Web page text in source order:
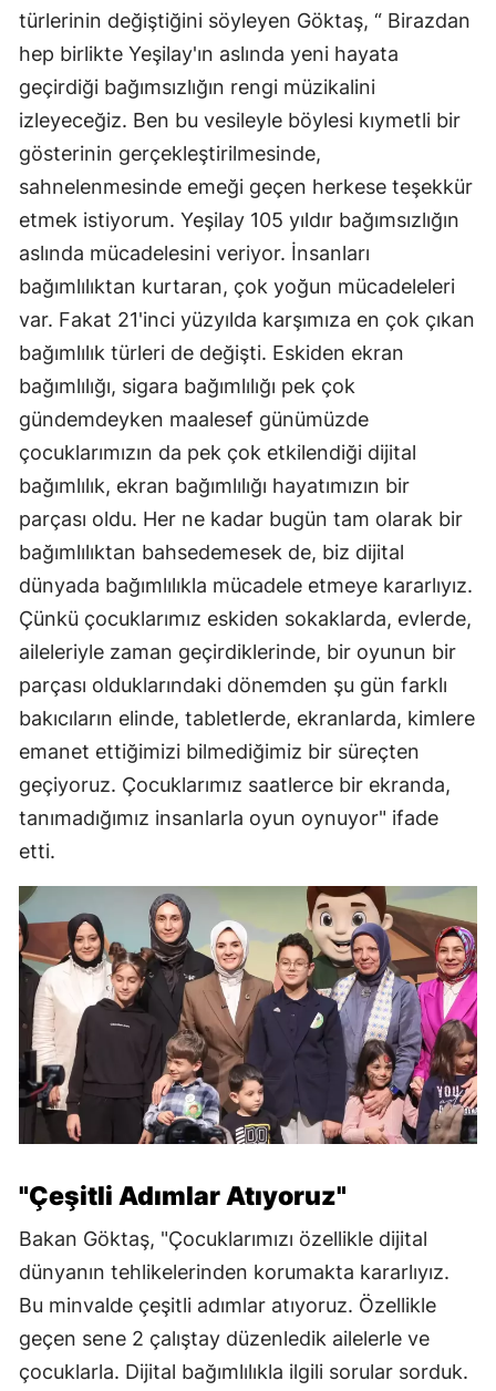
türlerinin değiştiğini söyleyen Göktaş, “ Birazdan
hep birlikte Yeşilay'ın aslında yeni hayata
geçirdiği bağımsızlığın rengi müzikalini
izleyeceğiz. Ben bu vesileyle böylesi kıymetli bir
gösterinin gerçekleştirilmesinde,
sahnelenmesinde emeği geçen herkese teşekkür
etmek istiyorum. Yeşilay 105 yıldır bağımsızlığın
aslında mücadelesini veriyor. İnsanları
bağımlılıktan kurtaran, çok yoğun mücadeleleri
var. Fakat 21'inci yüzyılda karşımıza en çok çıkan
bağımlılık türleri de değişti. Eskiden ekran
bağımlılığı, sigara bağımlılığı pek çok
gündemdeyken maalesef günümüzde
çocuklarımızın da pek çok etkilendiği dijital
bağımlılık, ekran bağımlılığı hayatımızın bir
parçası oldu. Her ne kadar bugün tam olarak bir
bağımlılıktan bahsedemesek de, biz dijital
dünyada bağımlılıkla mücadele etmeye kararlıyız.
Çünkü çocuklarımız eskiden sokaklarda, evlerde,
aileleriyle zaman geçirdiklerinde, bir oyunun bir
parçası olduklarındaki dönemden şu gün farklı
bakıcıların elinde, tabletlerde, ekranlarda, kimlere
emanet ettiğimizi bilmediğimiz bir süreçten
geçiyoruz. Çocuklarımız saatlerce bir ekranda,
tanımadığımız insanlarla oyun oynuyor" ifade
etti.
"Çeşitli Adımlar Atıyoruz"
Bakan Göktaş, "Çocuklarımızı özellikle dijital
dünyanın tehlikelerinden korumakta kararlıyız.
Bu minvalde çeşitli adımlar atıyoruz. Özellikle
geçen sene 2 çalıştay düzenledik ailelerle ve
çocuklarla. Dijital bağımlılıkla ilgili sorular sorduk.